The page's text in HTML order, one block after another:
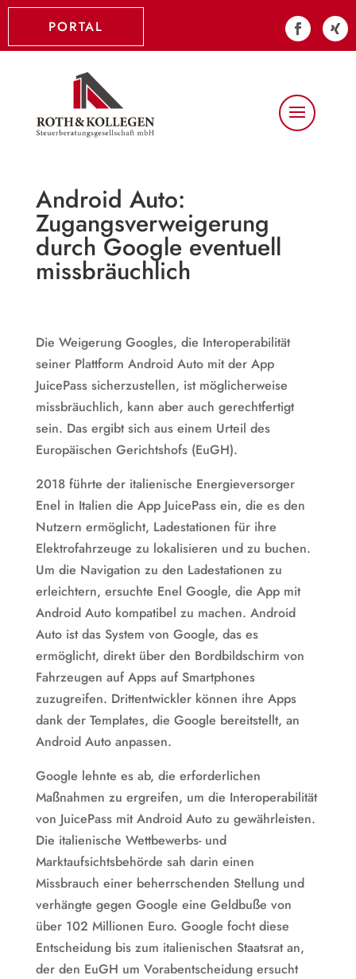
PORTAL
Android Auto:
Zugangsverweigerung
durch Google eventuell
missbräuchlich
Die Weigerung Googles, die Interoperabilität
seiner Plattform Android Auto mit der App
JuicePass sicherzustellen, ist möglicherweise
missbräuchlich, kann aber auch gerechtfertigt
sein. Das ergibt sich aus einem Urteil des
Europäischen Gerichtshofs (EuGH).
2018 führte der italienische Energieversorger
Enel in Italien die App JuicePass ein, die es den
Nutzern ermöglicht, Ladestationen für ihre
Elektrofahrzeuge zu lokalisieren und zu buchen.
Um die Navigation zu den Ladestationen zu
erleichtern, ersuchte Enel Google, die App mit
Android Auto kompatibel zu machen. Android
Auto ist das System von Google, das es
ermöglicht, direkt über den Bordbildschirm von
Fahrzeugen auf Apps auf Smartphones
zuzugreifen. Drittentwickler können ihre Apps
dank der Templates, die Google bereitstellt, an
Android Auto anpassen.
Google lehnte es ab, die erforderlichen
Maßnahmen zu ergreifen, um die Interoperabilität
von JuicePass mit Android Auto zu gewährleisten.
Die italienische Wettbewerbs- und
Marktaufsichtsbehörde sah darin einen
Missbrauch einer beherrschenden Stellung und
verhängte gegen Google eine Geldbuße von
über 102 Millionen Euro. Google focht diese
Entscheidung bis zum italienischen Staatsrat an,
der den EuGH um Vorabentscheidung ersucht